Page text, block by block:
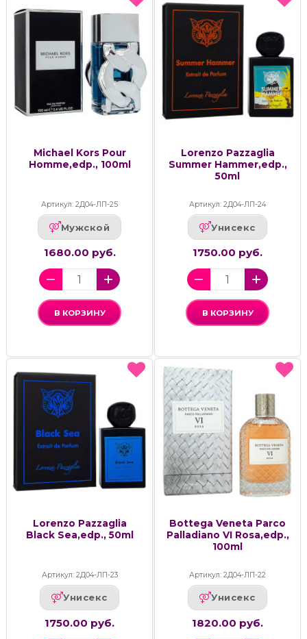
Michael Kors Pour
Homme,edp., 100ml
Артикул: 2Д04-ЛП-25
Мужской
1680.00 руб.
В КОРЗИНУ
Lorenzo Pazzaglia
Summer Hammer,edp.,
50ml
Артикул: 2Д04-ЛП-24
Унисекс
1750.00 руб.
В КОРЗИНУ
Lorenzo Pazzaglia
Black Sea,edp., 50ml
Артикул: 2Д04-ЛП-23
Унисекс
1750.00 руб.
Bottega Veneta Parco
Palladiano VI Rosa,edp.,
100ml
Артикул: 2Д04-ЛП-22
Унисекс
1820.00 руб.